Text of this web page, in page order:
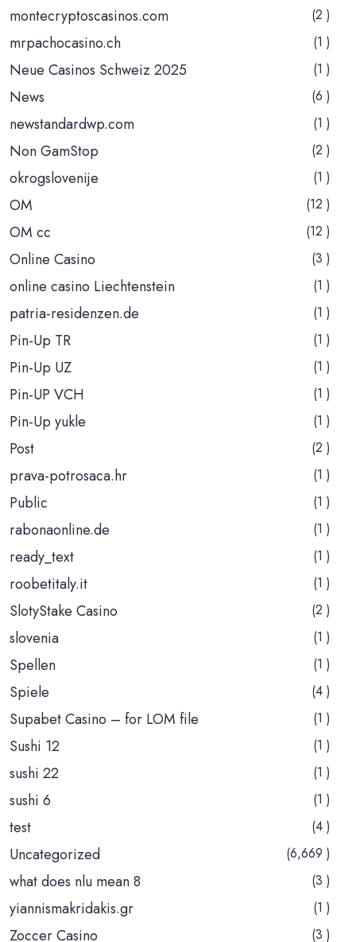
montecryptoscasinos.com (2 )
mrpachocasino.ch (1 )
Neue Casinos Schweiz 2025 (1 )
News (6 )
newstandardwp.com (1 )
Non GamStop (2 )
okrogslovenije (1 )
OM (12 )
OM cc (12 )
Online Casino (3 )
online casino Liechtenstein (1 )
patria-residenzen.de (1 )
Pin-Up TR (1 )
Pin-Up UZ (1 )
Pin-UP VCH (1 )
Pin-Up yukle (1 )
Post (2 )
prava-potrosaca.hr (1 )
Public (1 )
rabonaonline.de (1 )
ready_text (1 )
roobetitaly.it (1 )
SlotyStake Casino (2 )
slovenia (1 )
Spellen (1 )
Spiele (4 )
Supabet Casino – for LOM file (1 )
Sushi 12 (1 )
sushi 22 (1 )
sushi 6 (1 )
test (4 )
Uncategorized (6,669 )
what does nlu mean 8 (3 )
yiannismakridakis.gr (1 )
Zoccer Casino (3 )